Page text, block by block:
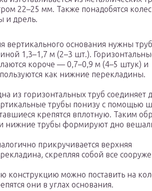
22–25 мм. Также понадобятся
и дрель.
вертикального основания нужны
1,3–1,7 м (2–3 шт.).
короче — 0,7–0,9 м (4–5 штук) и
как нижние перекладины.
из горизонтальных труб соединяет
трубы понизу с помощью
крепятся вплотную. Таким
нижние трубы формируют дно
прикручивается верхняя
скрепляя собой все
конструкцию можно поставить на
они в углах основания.